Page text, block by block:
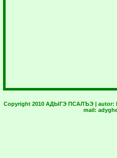
Copyright 2010 АДЫГЭ ПСАЛЪЭ | autor:
mail: